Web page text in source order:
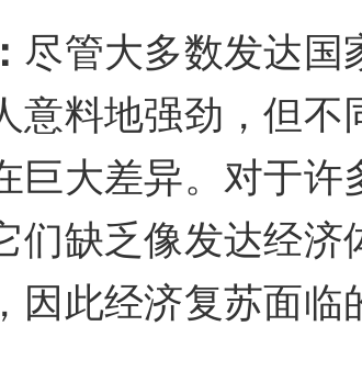
尽管大多数发达国
意料地强劲，但不
巨大差异。对于许
们缺乏像发达经济
因此经济复苏面临